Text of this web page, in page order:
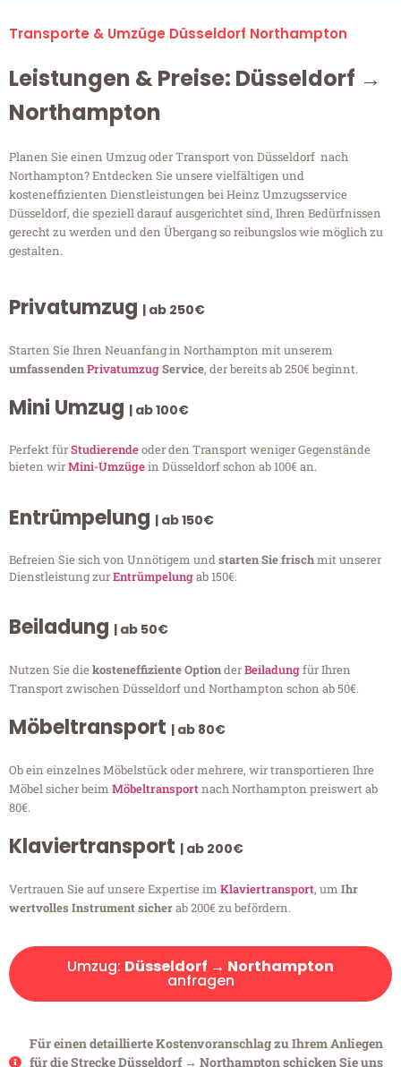
Transporte & Umzüge Düsseldorf Northampton
Leistungen & Preise: Düsseldorf →
Northampton
Planen Sie einen Umzug oder Transport von Düsseldorf nach
Northampton? Entdecken Sie unsere vielfältigen und
kosteneffizienten Dienstleistungen bei Heinz Umzugsservice
Düsseldorf, die speziell darauf ausgerichtet sind, Ihren Bedürfnissen
gerecht zu werden und den Übergang so reibungslos wie möglich zu
gestalten.
Privatumzug | ab 250€
Starten Sie Ihren Neuanfang in Northampton mit unserem
umfassendenPrivatumzugService, der bereits ab 250€ beginnt.
Mini Umzug | ab 100€
Perfekt fürStudierendeoder den Transport weniger Gegenstände
bieten wirMini-Umzügein Düsseldorf schon ab 100€ an.
Entrümpelung | ab 150€
Befreien Sie sich von Unnötigem undstarten Sie frischmit unserer
Dienstleistung zurEntrümpelungab 150€.
Beiladung | ab 50€
Nutzen Sie diekosteneffiziente OptionderBeiladungfür Ihren
Transport zwischen Düsseldorf und Northampton schon ab 50€.
Möbeltransport | ab 80€
Ob ein einzelnes Möbelstück oder mehrere, wir transportieren Ihre
Möbel sicher beim Möbeltransportnach Northampton preiswert ab
80€.
Klaviertransport | ab 200€
Vertrauen Sie auf unsere Expertise im Klaviertransport, um Ihr
wertvolles Instrument sicherab 200€ zu befördern.
Umzug: Düsseldorf → Northampton
anfragen
Für einen detaillierte Kostenvoranschlag zu Ihrem Anliegen
für die Strecke Düsseldorf → Northampton schicken Sie uns